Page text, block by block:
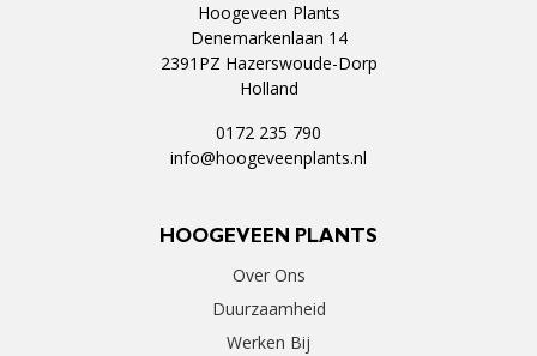
Hoogeveen Plants
Denemarkenlaan 14
2391PZ Hazerswoude-Dorp
Holland
0172 235 790
info@hoogeveenplants.nl
HOOGEVEEN PLANTS
Over Ons
Duurzaamheid
Werken Bij